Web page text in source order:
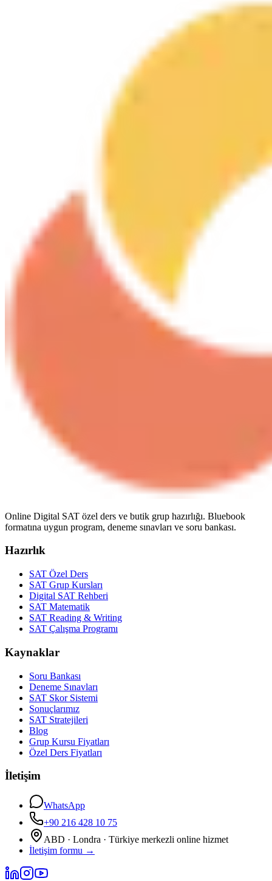
Online Digital SAT özel ders ve butik grup hazırlığı. Bluebook
formatına uygun program, deneme sınavları ve soru bankası.
Hazırlık
SAT Özel Ders
SAT Grup Kursları
Digital SAT Rehberi
SAT Matematik
SAT Reading & Writing
SAT Çalışma Programı
Kaynaklar
Soru Bankası
Deneme Sınavları
SAT Skor Sistemi
Sonuçlarımız
SAT Stratejileri
Blog
Grup Kursu Fiyatları
Özel Ders Fiyatları
İletişim
WhatsApp
+90 216 428 10 75
ABD · Londra · Türkiye merkezli online hizmet
İletişim formu →